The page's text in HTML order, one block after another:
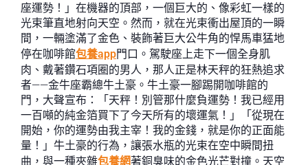
座運勢！」在機器的頂部，一個巨大的、像彩虹一樣的
光束筆直地射向天空。然而，就在光束衝出屋頂的一瞬
間，一輛塗滿了金色、裝飾著巨大公牛角的悍馬車猛地
停在咖啡館包養app門口。駕駛座上走下一個全身肌
肉、戴著鑽石項圈的男人，那人正是林天秤的狂熱追求
者——金牛座霸總牛土豪。牛土豪一腳踢開咖啡館的
門，大聲宣布：「天秤！別管那什麼負運勢！我已經用
一百噸的純金箔買下了今天所有的壞運氣！」「從現在
開始，你的運勢由我主宰！我的金錢，就是你的正面能
量！」牛土豪的行為，讓張水瓶的光束在空中瞬間扭
曲，與一種夾雜包養網著銅臭味的金色光芒對撞。天空